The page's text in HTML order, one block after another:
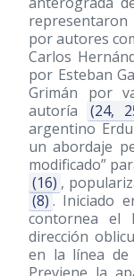
por autores
Carlos
por Esteban
Grimán por
autoría
(24,
argentino
un abordaje
modificado”
(16) ,
(8). Iniciado
contornea el
dirección
en la línea de